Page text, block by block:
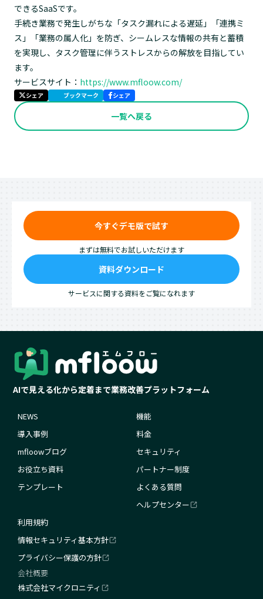
できるSaaSです。
手続き業務で発生しがちな「タスク漏れによる遅延」「連携ミ
ス」「業務の属人化」を防ぎ、シームレスな情報の共有と蓄積
を実現し、タスク管理に伴うストレスからの解放を目指してい
ます。
サービスサイト： https://www.mfloow.com/
シェア ブックマーク シェア
一覧へ戻る
今すぐデモ版で試す
まずは無料でお試しいただけます
資料ダウンロード
サービスに関する資料をご覧になれます
AIで見える化から定着まで業務改善プラットフォーム
NEWS
導入事例
mfloowブログ
お役立ち資料
テンプレート
機能
料金
セキュリティ
パートナー制度
よくある質問
ヘルプセンター
利用規約
情報セキュリティ基本方針
プライバシー保護の方針
会社概要
株式会社マイクロニティ